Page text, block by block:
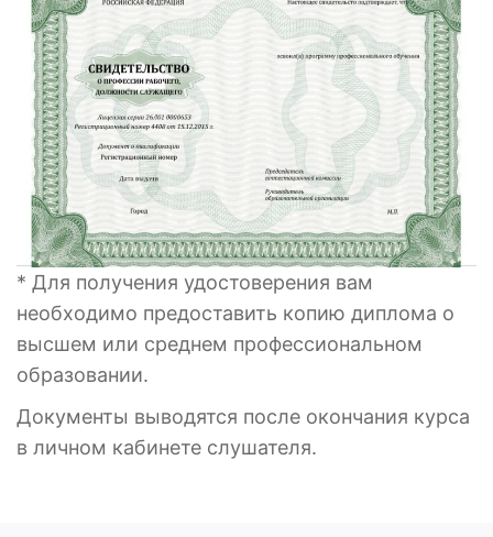
* Для получения удостоверения вам
необходимо предоставить копию диплома о
высшем или среднем профессиональном
образовании.
Документы выводятся после окончания курса
в личном кабинете слушателя.